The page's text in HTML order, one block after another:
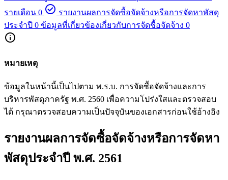
รายเดือน 0 check_circle รายงานผลการจัดซื้อจัดจ้างหรือการจัดหาพัสดุ
ประจำปี 0 ข้อมูลที่เกี่ยวข้องเกี่ยวกับการจัดชื้อจัดจ้าง 0
info
หมายเหตุ
ข้อมูลในหน้านี้เป็นไปตาม พ.ร.บ. การจัดซื้อจัดจ้างและการ
บริหารพัสดุภาครัฐ พ.ศ. 2560 เพื่อความโปร่งใสและตรวจสอบ
ได้ กรุณาตรวจสอบความเป็นปัจจุบันของเอกสารก่อนใช้อ้างอิง
รายงานผลการจัดซื้อจัดจ้างหรือการจัดหา
พัสดุประจำปี พ.ศ. 2561